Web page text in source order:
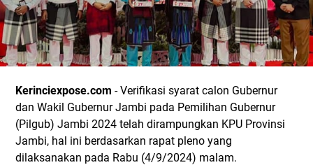
Kerinciexpose.com - Verifikasi syarat calon Gubernur
dan Wakil Gubernur Jambi pada Pemilihan Gubernur
(Pilgub) Jambi 2024 telah dirampungkan KPU Provinsi
Jambi, hal ini berdasarkan rapat pleno yang
dilaksanakan pada Rabu (4/9/2024) malam.